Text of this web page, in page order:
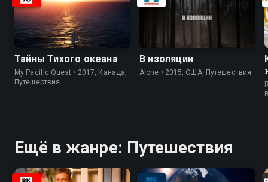
Тайны Тихого океана
My Pacific Quest • 2017, Канада,
Путешествия
В изоляции
Alone • 2015, США, Путешествия
Ещё в жанре: Путешествия